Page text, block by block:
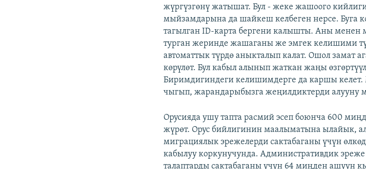
жүргүзгөнү жатышат. Бул - жеке жашоого
мыйзамдарына да шайкеш келбеген нерсе. Буга
тагылган ID-карта бергени калышты. Аны менен
турган жеринде жашаганы же эмгек келишими
автоматтык түрдө аныкталып калат. Ошол замат
көрүлөт. Бул кабыл алынып жаткан жаңы
Биримдигиндеги келишимдерге да каршы келет.
чыгып, жарандарыбызга жеңилдиктерди алууну
Орусияда ушу тапта расмий эсеп боюнча 600
жүрөт. Орус бийлигинин маалыматына ылайык,
миграциялык эрежелерди сактабаганы үчүн
кабылуу коркунучунда. Административдик
талаптарды сактабаганы үчүн 64 миңден ашуун